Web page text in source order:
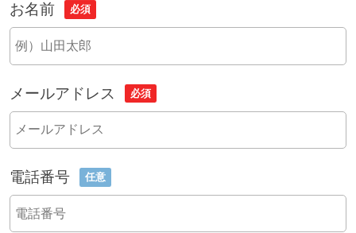
お名前 必須
メールアドレス 必須
電話番号 任意